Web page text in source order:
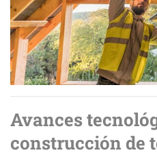
Avances
construcción de